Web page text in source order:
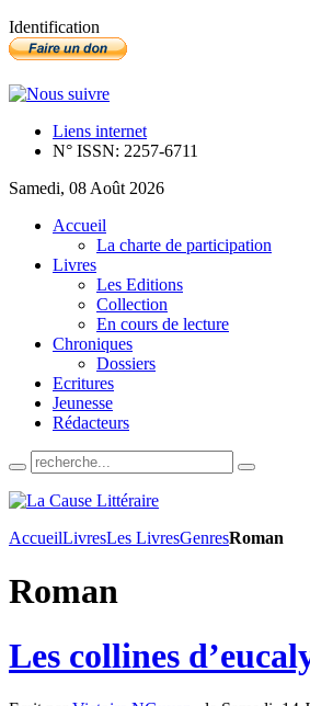
Identification
Liens internet
N° ISSN: 2257-6711
Samedi, 08 Août 2026
Accueil
La charte de participation
Livres
Les Editions
Collection
En cours de lecture
Chroniques
Dossiers
Ecritures
Jeunesse
Rédacteurs
AccueilLivresLes LivresGenresRoman
Roman
Les collines